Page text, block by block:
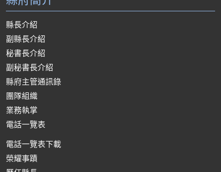
縣長介紹
副縣長介紹
秘書長介紹
副秘書長介紹
縣府主管通訊錄
團隊組織
業務執掌
電話一覽表
電話一覽表下載
榮耀事蹟